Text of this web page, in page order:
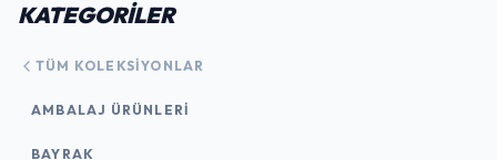
KATEGORİLER
TÜM KOLEKSIYONLAR
AMBALAJ ÜRÜNLERI
BAYRAK